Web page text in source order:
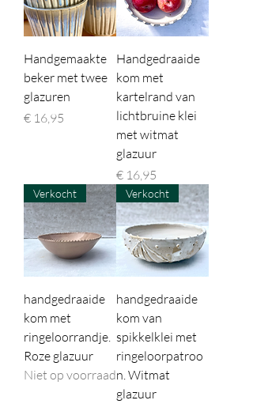
Handgemaakte
beker met twee
glazuren
Prijs
€ 16,95
Handgedraaide
kom met
kartelrand van
lichtbruine klei
met witmat
glazuur
Prijs
€ 16,95
Verkocht
handgedraaide
kom met
ringeloorrandje.
Roze glazuur
Niet op voorraad
Verkocht
handgedraaide
kom van
spikkelklei met
ringeloorpatroo
n. Witmat
glazuur